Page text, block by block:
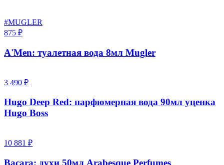
#MUGLER
875 ₽
A'Men: туалетная вода 8мл Mugler
3 490 ₽
Hugo Deep Red: парфюмерная вода 90мл уценка
Hugo Boss
10 881 ₽
Bacara: духи 50мл Arabesque Perfumes